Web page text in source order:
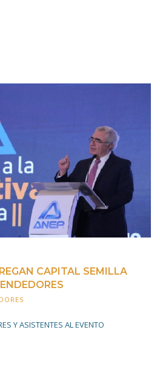
CAPITAL SEMILLA
Y ASISTENTES AL EVENTO